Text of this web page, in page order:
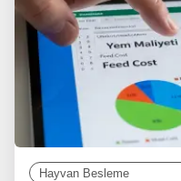
Hayvan Besleme